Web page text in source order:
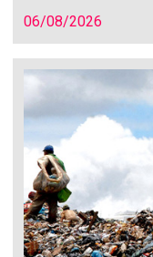
06/08/2026